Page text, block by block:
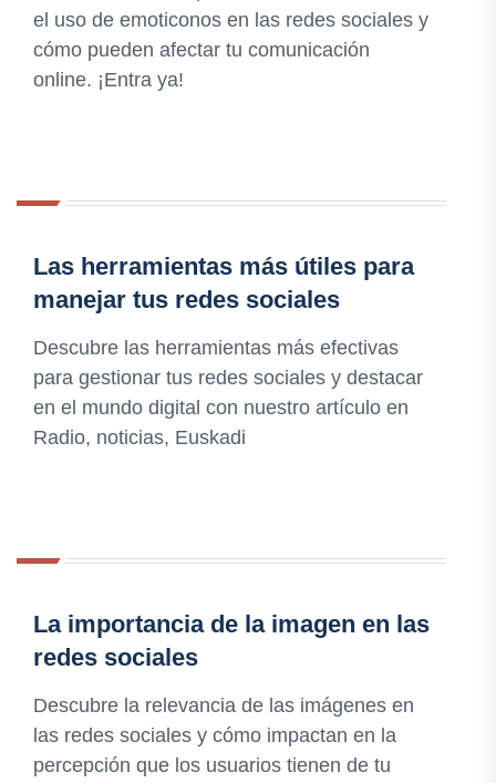
el uso de emoticonos en las redes sociales y
cómo pueden afectar tu comunicación
online. ¡Entra ya!
Las herramientas más útiles para
manejar tus redes sociales
Descubre las herramientas más efectivas
para gestionar tus redes sociales y destacar
en el mundo digital con nuestro artículo en
Radio, noticias, Euskadi
La importancia de la imagen en las
redes sociales
Descubre la relevancia de las imágenes en
las redes sociales y cómo impactan en la
percepción que los usuarios tienen de tu